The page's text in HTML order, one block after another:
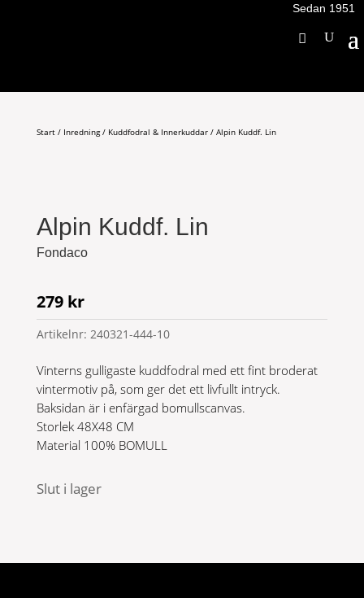
Sedan 1951
Start/ Inredning/ Kuddfodral & Innerkuddar/ Alpin Kuddf. Lin
Alpin Kuddf. Lin
Fondaco
279 kr
Artikelnr: 240321-444-10
Vinterns gulligaste kuddfodral med ett fint broderat
vintermotiv på, som ger det ett livfullt intryck.
Baksidan är i enfärgad bomullscanvas.
Storlek 48X48 CM
Material 100% BOMULL
Slut i lager